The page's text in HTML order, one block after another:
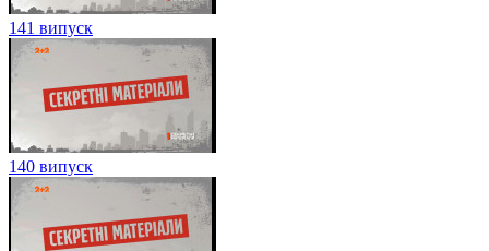
141 випуск
140 випуск